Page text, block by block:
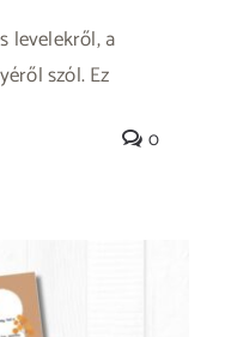
levelekről, a
szól. Ez
0